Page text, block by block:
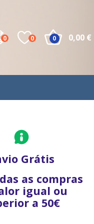
0 0 0,00 €
0
Grátis
as compras
igual ou
a 50€